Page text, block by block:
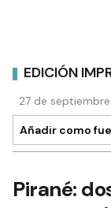
EDICIÓN
27 de
Añadir como
Pirané: